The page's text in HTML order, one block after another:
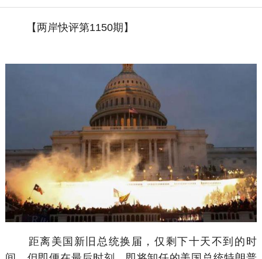
【两岸快评第1150期】
距离美国新旧总统换届，仅剩下十天不到的时